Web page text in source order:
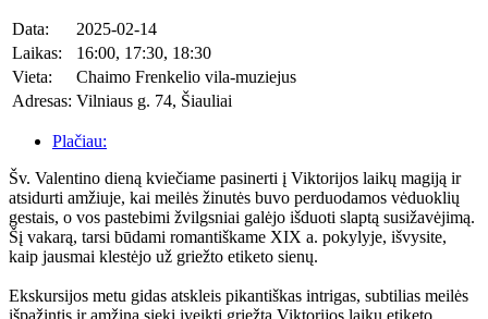
Data:
2025-02-14
Laikas:
16:00, 17:30, 18:30
Vieta:
Chaimo Frenkelio vila-muziejus
Adresas: Vilniaus g. 74, Šiauliai
Plačiau:
Šv. Valentino dieną kviečiame pasinerti į Viktorijos laikų magiją ir
atsidurti amžiuje, kai meilės žinutės buvo perduodamos vėduoklių
gestais, o vos pastebimi žvilgsniai galėjo išduoti slaptą susižavėjimą.
Šį vakarą, tarsi būdami romantiškame XIX a. pokylyje, išvysite,
kaip jausmai klestėjo už griežto etiketo sienų.
Ekskursijos metu gidas atskleis pikantiškas intrigas, subtilias meilės
išpažintis ir amžiną siekį įveikti griežtą Viktorijos laikų etiketo